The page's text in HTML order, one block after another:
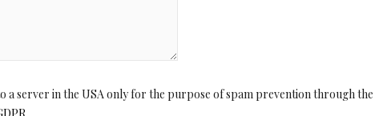
a server in the USA only for the purpose of spam prevention through the